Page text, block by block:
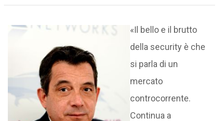
«Il bello e il brutto
della security è che
si parla di un
mercato
controcorrente.
Continua a